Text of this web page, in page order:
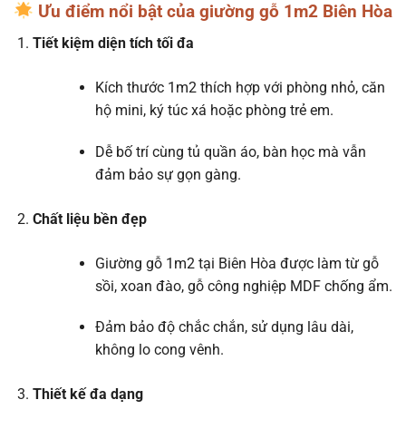
Ưu điểm nổi bật của giường gỗ 1m2 Biên Hòa
Tiết kiệm diện tích tối đa
Kích thước 1m2 thích hợp với phòng nhỏ, căn
hộ mini, ký túc xá hoặc phòng trẻ em.
Dễ bố trí cùng tủ quần áo, bàn học mà vẫn
đảm bảo sự gọn gàng.
Chất liệu bền đẹp
Giường gỗ 1m2 tại Biên Hòa được làm từ gỗ
sồi, xoan đào, gỗ công nghiệp MDF chống ẩm.
Đảm bảo độ chắc chắn, sử dụng lâu dài,
không lo cong vênh.
Thiết kế đa dạng